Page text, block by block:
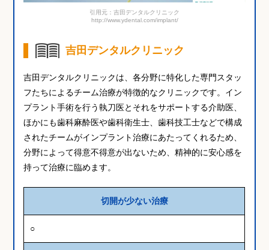
引用元：吉田デンタルクリニック
http://www.ydental.com/implant/
吉田デンタルクリニック
吉田デンタルクリニックは、各分野に特化した専門スタッ
フたちによるチーム治療が特徴的なクリニックです。イン
プラント手術を行う執刀医とそれをサポートする介助医、
ほかにも歯科麻酔医や歯科衛生士、歯科技工士などで構成
されたチームがインプラント治療にあたってくれるため、
分野によって得意不得意が出ないため、精神的に安心感を
持って治療に臨めます。
切開が少ない治療
○